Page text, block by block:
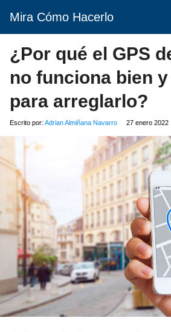
Mira Cómo Hacerlo
¿Por qué el GPS
no funciona bien
para arreglarlo?
Escrito por: Adrian Almiñana Navarro 27 enero 2022